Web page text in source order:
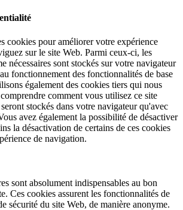
cookies pour améliorer votre expérience
sur le site Web. Parmi ceux-ci, les
nécessaires sont stockés sur votre navigateur
fonctionnement des fonctionnalités de base
également des cookies tiers qui nous
comment vous utilisez ce site
stockés dans votre navigateur qu'avec
avez également la possibilité de désactiver
la désactivation de certains de ces cookies
de navigation.
sont absolument indispensables au bon
Ces cookies assurent les fonctionnalités de
sécurité du site Web, de manière anonyme.